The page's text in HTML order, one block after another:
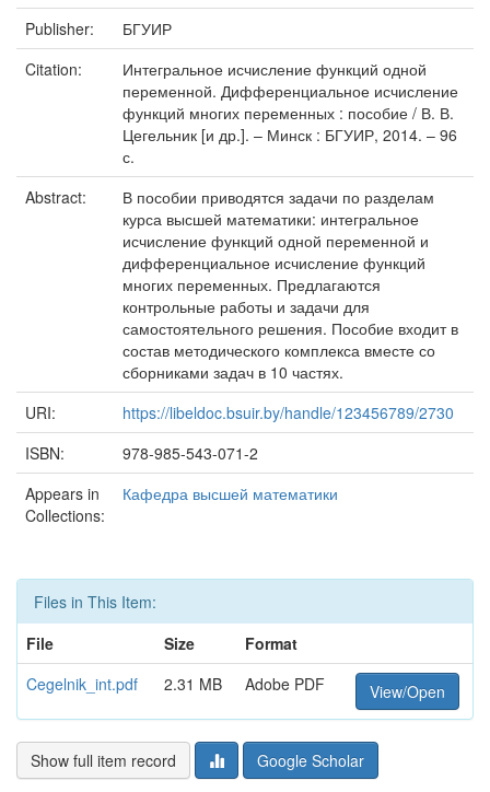
Publisher:
БГУИР
Citation:
Интегральное исчисление функций одной
переменной. Дифференциальное исчисление
функций многих переменных : пособие / В. В.
Цегельник [и др.]. – Минск : БГУИР, 2014. – 96
с.
Abstract:
В пособии приводятся задачи по разделам
курса высшей математики: интегральное
исчисление функций одной переменной и
дифференциальное исчисление функций
многих переменных. Предлагаются
контрольные работы и задачи для
самостоятельного решения. Пособие входит в
состав методического комплекса вместе со
сборниками задач в 10 частях.
URI:
https://libeldoc.bsuir.by/handle/123456789/2730
ISBN:
978-985-543-071-2
Appears in
Collections:
Кафедра высшей математики
Files in This Item:
File
Size
Format
Cegelnik_int.pdf
2.31 MB Adobe PDF View/Open
Show full item record Google Scholar